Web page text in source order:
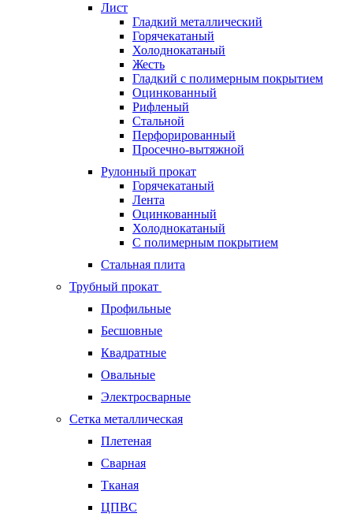
Лист
Гладкий металлический
Горячекатаный
Холоднокатаный
Жесть
Гладкий с полимерным покрытием
Оцинкованный
Рифленый
Стальной
Перфорированный
Просечно-вытяжной
Рулонный прокат
Горячекатаный
Лента
Оцинкованный
Холоднокатаный
С полимерным покрытием
Стальная плита
Трубный прокат
Профильные
Бесшовные
Квадратные
Овальные
Электросварные
Сетка металлическая
Плетеная
Сварная
Тканая
ЦПВС